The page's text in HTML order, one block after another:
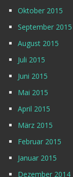
Oktober 2015
September 2015
August 2015
Juli 2015
Juni 2015
Mai 2015
April 2015
März 2015
Februar 2015
Januar 2015
Dezember 2014